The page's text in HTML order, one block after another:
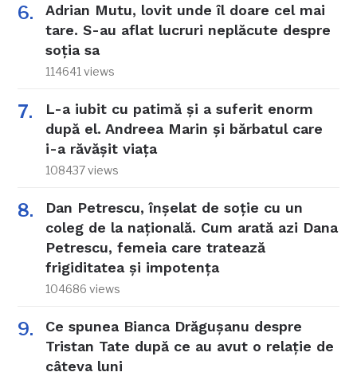
Adrian Mutu, lovit unde îl doare cel mai
tare. S-au aflat lucruri neplăcute despre
soția sa
114641 views
L-a iubit cu patimă și a suferit enorm
după el. Andreea Marin și bărbatul care
i-a răvășit viața
108437 views
Dan Petrescu, înșelat de soție cu un
coleg de la națională. Cum arată azi Dana
Petrescu, femeia care tratează
frigiditatea și impotența
104686 views
Ce spunea Bianca Drăgușanu despre
Tristan Tate după ce au avut o relație de
câteva luni